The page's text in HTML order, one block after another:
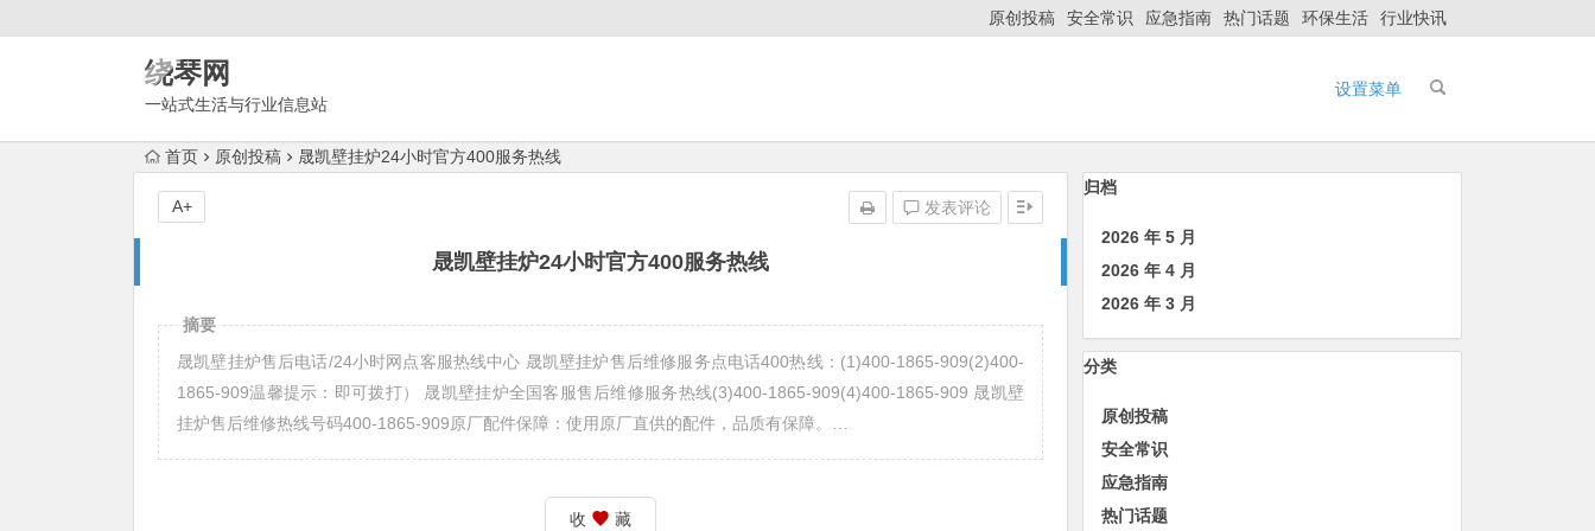
原创投稿 安全常识 应急指南 热门话题 环保生活 行业快讯
绕琴网
一站式生活与行业信息站
设置菜单
首页 原创投稿 晟凯壁挂炉24小时官方400服务热线
晟凯壁挂炉24小时官方400服务热线
发表评论
A+
摘要
晟凯壁挂炉售后电话/24小时网点客服热线中心 晟凯壁挂炉售后维修服务点电话400热线：(1)400-1865-909(2)400-
1865-909温馨提示：即可拨打） 晟凯壁挂炉全国客服售后维修服务热线(3)400-1865-909(4)400-1865-909 晟凯壁
挂炉售后维修热线号码400-1865-909原厂配件保障：使用原厂直供的配件，品质有保障。…
收 藏
归档
2026 年 5 月
2026 年 4 月
2026 年 3 月
分类
原创投稿
安全常识
应急指南
热门话题